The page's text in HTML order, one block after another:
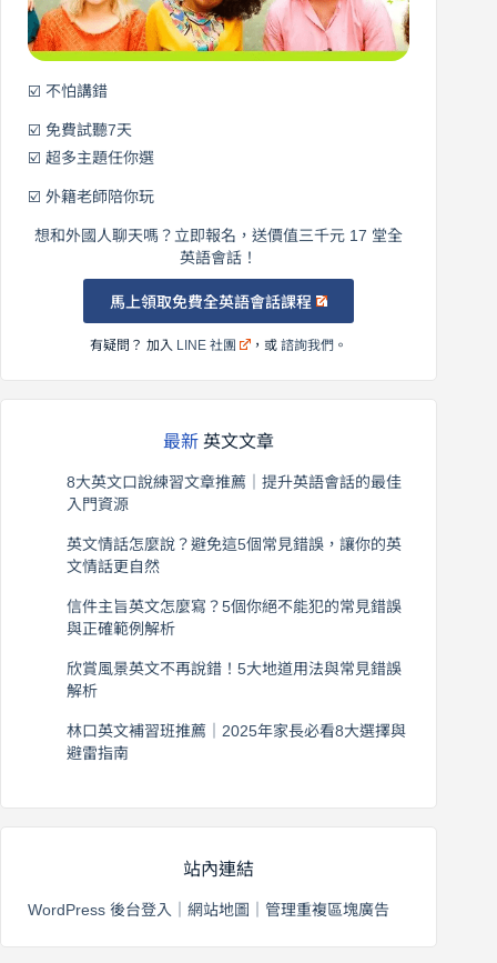
語！
☑️ 不怕講錯
☑️ 免費試聽7天
☑️ 超多主題任你選
☑️ 外籍老師陪你玩
想和外國人聊天嗎？立即報名，送價值三千元 17 堂全
英語會話！
馬上領取免費全英語會話課程
有疑問？ 加入 LINE 社團 ，或諮詢我們 。
最新 英文文章
8大英文口說練習文章推薦｜提升英語會話的最佳
入門資源
英文情話怎麼說？避免這5個常見錯誤，讓你的英
文情話更自然
信件主旨英文怎麼寫？5個你絕不能犯的常見錯誤
與正確範例解析
欣賞風景英文不再說錯！5大地道用法與常見錯誤
解析
林口英文補習班推薦｜2025年家長必看8大選擇與
避雷指南
站內連結
WordPress 後台登入 網站地圖 管理重複區塊廣告